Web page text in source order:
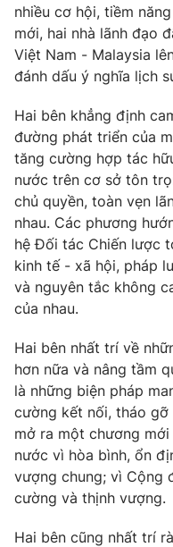
Liên hệ quảng cáo:024-
® Cấm sao chép dưới mọi
thuận bằng văn bản. Ghi
thông tin từ website này.
nhiều cơ hội, tiềm
mới, hai nhà lãnh đạo
Việt Nam - Malaysia
đánh dấu ý nghĩa lịch
Hai bên khẳng định
đường phát triển của
tăng cường hợp tác
nước trên cơ sở tôn
chủ quyền, toàn vẹn
nhau. Các phương
hệ Đối tác Chiến lược
kinh tế - xã hội, pháp
và nguyên tắc không
của nhau.
Hai bên nhất trí về
hơn nữa và nâng tầm
là những biện pháp
cường kết nối, tháo
mở ra một chương
nước vì hòa bình, ổn
vượng chung; vì Cộng
cường và thịnh vượng.
Hai bên cũng nhất trí